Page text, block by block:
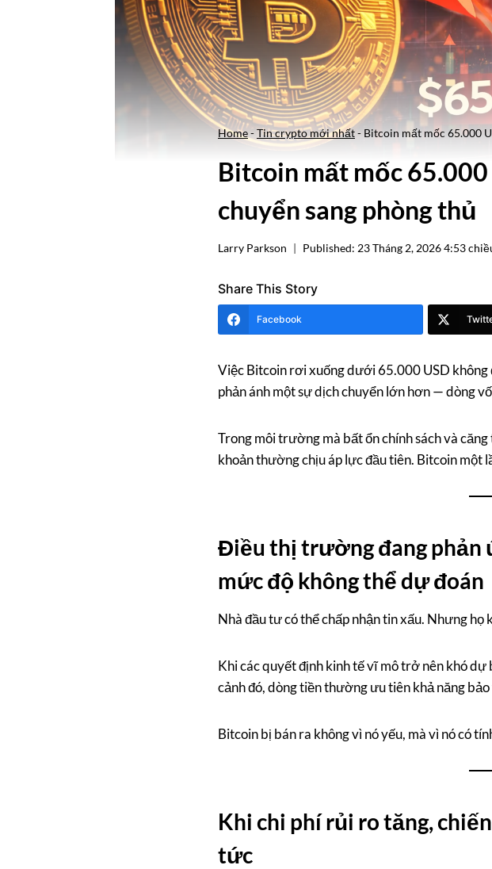
Home-Tin crypto mới nhất- Bitcoin mất mốc 65.000
Bitcoin mất mốc
chuyển sang phòng thủ
Larry Parkson Published: 23 Tháng 2, 2026 4:53
Share This Story
Facebook
Việc Bitcoin rơi xuống dưới 65.000 USD
phản ánh một sự dịch chuyển lớn hơn — dòng
Trong môi trường mà bất ổn chính sách và
khoản thường chịu áp lực đầu tiên. Bitcoin một
Điều thị trường đang phản
mức độ không thể dự đoán
Nhà đầu tư có thể chấp nhận tin xấu. Nhưng họ
Khi các quyết định kinh tế vĩ mô trở nên khó
cảnh đó, dòng tiền thường ưu tiên khả năng
Bitcoin bị bán ra không vì nó yếu, mà vì nó có
Khi chi phí rủi ro tăng,
tức